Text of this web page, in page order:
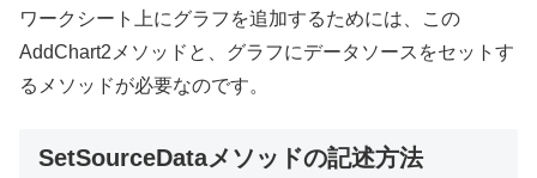
ワークシート上にグラフを追加するためには、この
AddChart2メソッドと、グラフにデータソースをセットす
るメソッドが必要なのです。
SetSourceDataメソッドの記述方法